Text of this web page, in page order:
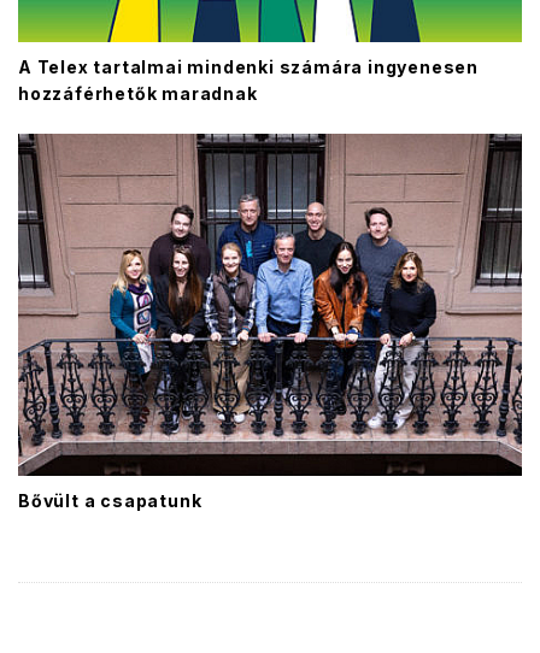
A Telex tartalmai mindenki számára ingyenesen
hozzáférhetők maradnak
Bővült a csapatunk